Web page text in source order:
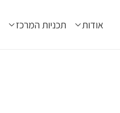
אודות תכניות המרכז